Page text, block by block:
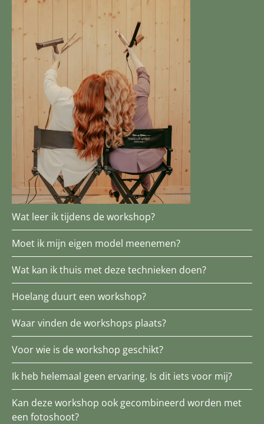
Wat leer ik tijdens de workshop?
Moet ik mijn eigen model meenemen?
Wat kan ik thuis met deze technieken doen?
Hoelang duurt een workshop?
Waar vinden de workshops plaats?
Voor wie is de workshop geschikt?
Ik heb helemaal geen ervaring. Is dit iets voor mij?
Kan deze workshop ook gecombineerd worden met
een fotoshoot?